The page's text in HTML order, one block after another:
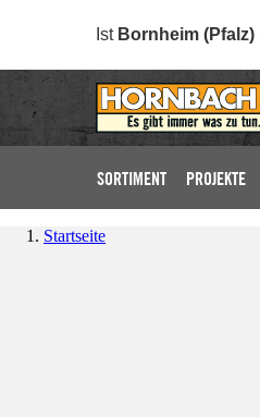
Ist Bornheim (Pfalz)
SORTIMENT PROJEKTE
Startseite